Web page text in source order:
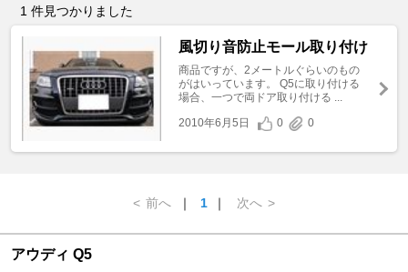
1 件見つかりました
風切り音防止モール取り付け
商品ですが、2メートルぐらいのもの
がはいっています。 Q5に取り付ける
場合、一つで両ドア取り付ける ...
2010年6月5日
0 0
< 前へ ｜ 1 ｜ 次へ >
アウディ Q5